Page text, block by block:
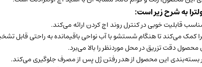
به شرح زیر است: